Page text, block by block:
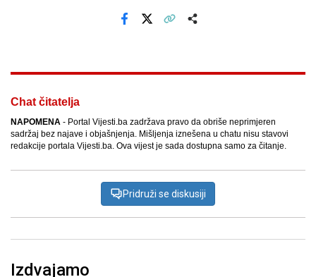
Chat čitatelja
NAPOMENA - Portal Vijesti.ba zadržava pravo da obriše neprimjeren
sadržaj bez najave i objašnjenja. Mišljenja iznešena u chatu nisu stavovi
redakcije portala Vijesti.ba. Ova vijest je sada dostupna samo za čitanje.
Pridruži se diskusiji
Izdvajamo